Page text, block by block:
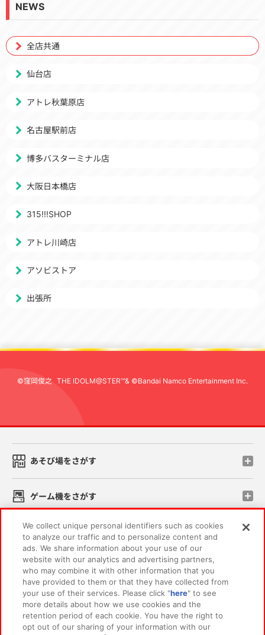
NEWS
全店共通
仙台店
アトレ秋葉原店
名古屋駅前店
博多バスターミナル店
大阪日本橋店
315!!!SHOP
アトレ川崎店
アソビストア
出張所
©窪岡俊之 THE IDOLM@STER™& ©Bandai Namco Entertainment Inc.
あそび場をさがす
ゲーム機をさがす
スマホ・PCであそぶ
イベント・キャンペーン
関連会社 サステナビリティ サイトポリシー
We collect unique personal identifiers such as cookies
to analyze our traffic and to personalize content and
ads. We share information about your use of our
website with our analytics and advertising partners,
who may combine it with other information that you
have provided to them or that they have collected from
your use of their services. Please click "here" to see
more details about how we use cookies and the
retention period of each cookie. You have the right to
opt out of our sharing of your information with our